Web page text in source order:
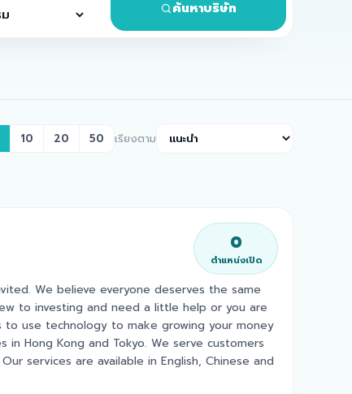
ค้นหาบริษัท
10 20 50 เรียงตาม
0
ตำแหน่งเปิด
We believe everyone deserves the same
to investing and need a little help or you are
use technology to make growing your money
Hong Kong and Tokyo. We serve customers
services are available in English, Chinese and